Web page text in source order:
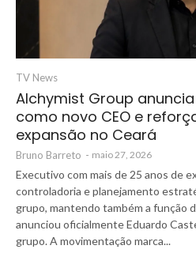
TV News
Alchymist Group
como novo CEO e
expansão no Ceará
Bruno Barreto - maio 27, 2026
Executivo com mais de 25 anos de
controladoria e planejamento
grupo, mantendo também a função
anunciou oficialmente Eduardo
grupo. A movimentação marca...